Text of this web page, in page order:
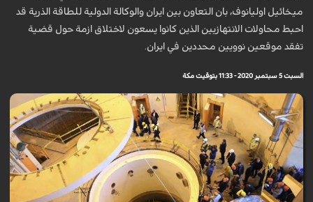
ميخائيل اوليانوف، بان التعاون بين ايران والوكالة الدولية للطاقة الذرية قد
احبط محاولات الانتهازيين الذين كانوا يسعون لاختلاق ازمة حول قضية
تفقد موقعين نوويين محددين في ايران.
السبت 5 سبتمبر 2020 - 11:33 بتوقيت مكة